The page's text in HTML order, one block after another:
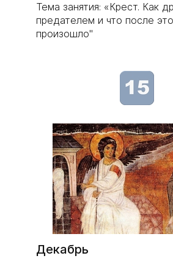
Тема занятия: «Крест. Как
предателем и что после
произошло"
Декабрь